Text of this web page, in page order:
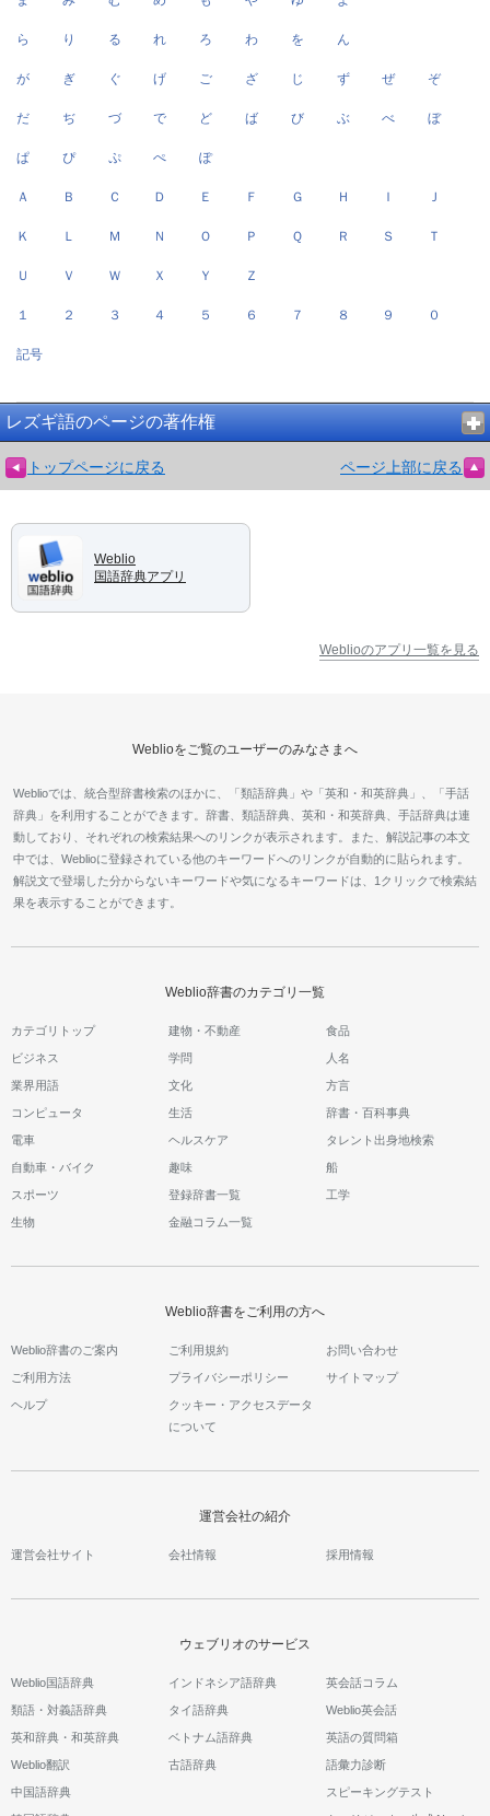
ら り る れ ろ わ を ん
が ぎ ぐ げ ご ざ じ ず ぜ ぞ
だ ぢ づ で ど ば び ぶ べ ぼ
ぱ ぴ ぷ ぺ ぽ
Ａ Ｂ Ｃ Ｄ Ｅ Ｆ Ｇ Ｈ Ｉ Ｊ
Ｋ Ｌ Ｍ Ｎ Ｏ Ｐ Ｑ Ｒ Ｓ Ｔ
Ｕ Ｖ Ｗ Ｘ Ｙ Ｚ
１ ２ ３ ４ ５ ６ ７ ８ ９ ０
記号
レズギ語のページの著作権
トップページに戻る ページ上部に戻る
Weblio
国語辞典アプリ
Weblioのアプリ一覧を見る
Weblioをご覧のユーザーのみなさまへ
Weblioでは、統合型辞書検索のほかに、「類語辞典」や「英和・和英辞典」、「手話
辞典」を利用することができます。辞書、類語辞典、英和・和英辞典、手話辞典は連
動しており、それぞれの検索結果へのリンクが表示されます。また、解説記事の本文
中では、Weblioに登録されている他のキーワードへのリンクが自動的に貼られます。
解説文で登場した分からないキーワードや気になるキーワードは、1クリックで検索結
果を表示することができます。
Weblio辞書のカテゴリ一覧
カテゴリトップ 建物・不動産 食品
ビジネス 学問 人名
業界用語 文化 方言
コンピュータ 生活 辞書・百科事典
電車 ヘルスケア タレント出身地検索
自動車・バイク 趣味 船
スポーツ 登録辞書一覧 工学
生物 金融コラム一覧
Weblio辞書をご利用の方へ
Weblio辞書のご案内 ご利用規約 お問い合わせ
ご利用方法 プライバシーポリシー サイトマップ
ヘルプ
クッキー・アクセスデータ
について
運営会社の紹介
運営会社サイト 会社情報 採用情報
ウェブリオのサービス
Weblio国語辞典
類語・対義語辞典
英和辞典・和英辞典
Weblio翻訳
中国語辞典
インドネシア語辞典
タイ語辞典
ベトナム語辞典
古語辞典
英会話コラム
Weblio英会話
英語の質問箱
語彙力診断
スピーキングテスト